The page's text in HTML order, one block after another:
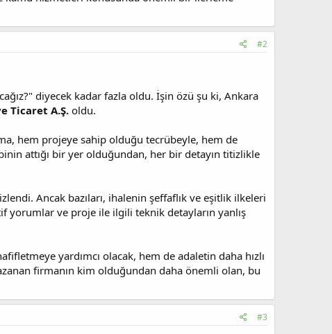
#2
diyecek kadar fazla oldu. İşin özü şu ki, Ankara
Ticaret A.Ş. oldu.
hem projeye sahip olduğu tecrübeyle, hem de
attığı bir yer olduğundan, her bir detayın titizlikle
Ancak bazıları, ihalenin şeffaflık ve eşitlik ilkeleri
yorumlar ve proje ile ilgili teknik detayların yanlış
yardımcı olacak, hem de adaletin daha hızlı
firmanın kim olduğundan daha önemli olan, bu
#3